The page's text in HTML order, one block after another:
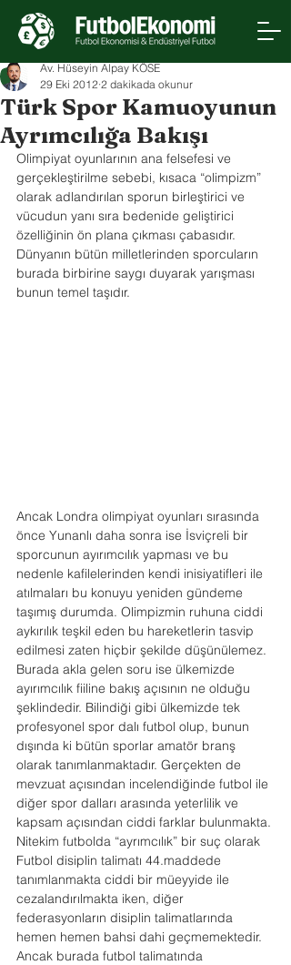
Türk Spor Kamuoyunun
Ayrımcılığa Bakışı
Av. Hüseyin Alpay KÖSE
29 Eki 2012 2 dakikada okunur
Olimpiyat oyunlarının ana felsefesi ve
gerçekleştirilme sebebi, kısaca “olimpizm”
olarak adlandırılan sporun birleştirici ve
vücudun yanı sıra bedenide geliştirici
özelliğinin ön plana çıkması çabasıdır.
Dünyanın bütün milletlerinden sporcuların
burada birbirine saygı duyarak yarışması
bunun temel taşıdır.
Ancak Londra olimpiyat oyunları sırasında
önce Yunanlı daha sonra ise İsviçreli bir
sporcunun ayırımcılık yapması ve bu
nedenle kafilelerinden kendi inisiyatifleri ile
atılmaları bu konuyu yeniden gündeme
taşımış durumda. Olimpizmin ruhuna ciddi
aykırılık teşkil eden bu hareketlerin tasvip
edilmesi zaten hiçbir şekilde düşünülemez.
Burada akla gelen soru ise ülkemizde
ayırımcılık fiiline bakış açısının ne olduğu
şeklindedir. Bilindiği gibi ülkemizde tek
profesyonel spor dalı futbol olup, bunun
dışında ki bütün sporlar amatör branş
olarak tanımlanmaktadır. Gerçekten de
mevzuat açısından incelendiğinde futbol ile
diğer spor dalları arasında yeterlilik ve
kapsam açısından ciddi farklar bulunmakta.
Nitekim futbolda “ayrımcılık” bir suç olarak
Futbol disiplin talimatı 44.maddede
tanımlanmakta ciddi bir müeyyide ile
cezalandırılmakta iken, diğer
federasyonların disiplin talimatlarında
hemen hemen bahsi dahi geçmemektedir.
Ancak burada futbol talimatında